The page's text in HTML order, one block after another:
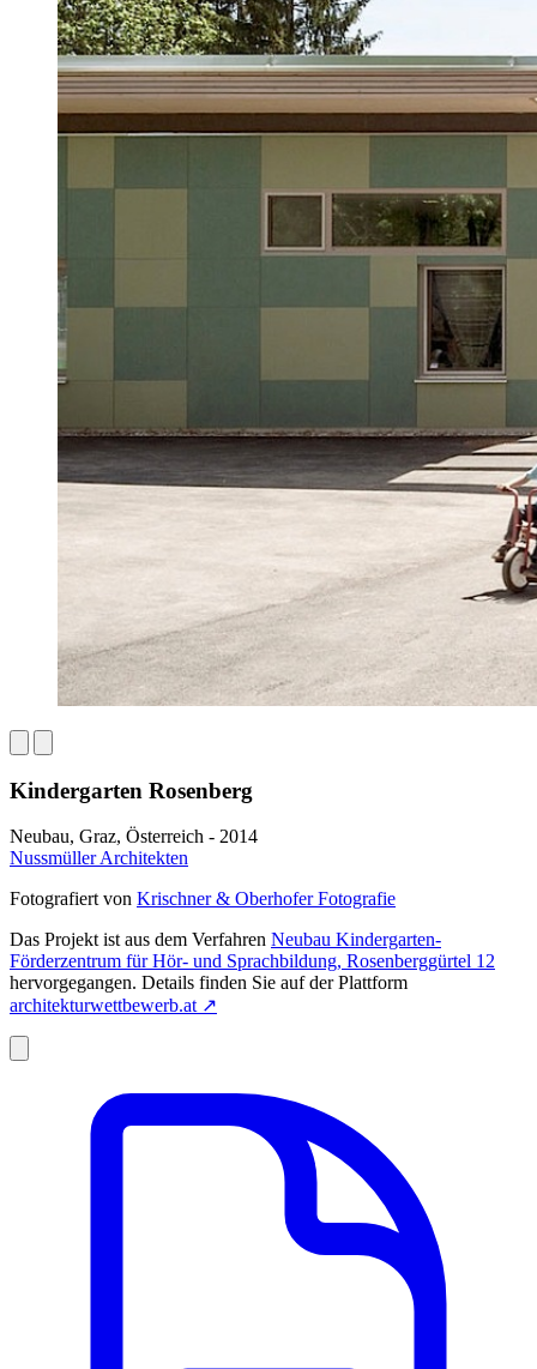
Kindergarten Rosenberg
Neubau, Graz, Österreich - 2014
Nussmüller Architekten
Fotografiert von Krischner & Oberhofer Fotografie
Das Projekt ist aus dem Verfahren Neubau Kindergarten-
Förderzentrum für Hör- und Sprachbildung, Rosenberggürtel 12
hervorgegangen. Details finden Sie auf der Plattform
architekturwettbewerb.at ↗